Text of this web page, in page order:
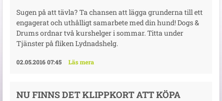
Sugen på att tävla? Ta chansen att lägga grunderna till ett
engagerat och uthålligt samarbete med din hund! Dogs &
Drums ordnar två kurshelger i sommar. Titta under
Tjänster på fliken Lydnadshelg.
02.05.2016 07:45 Läs mera
NU FINNS DET KLIPPKORT ATT KÖPA